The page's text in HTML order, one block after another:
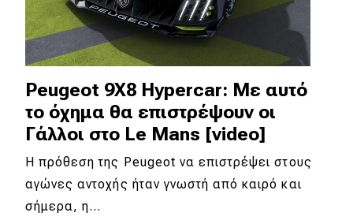
Συμβουλές
Χρηστικά
Συμβουλές
ΚΤΕΟ
Οδική βοήθεια
Peugeot 9X8 Hypercar: Με αυτό
το όχημα θα επιστρέψουν οι
Γάλλοι στο Le Mans [video]
H πρόθεση της Peugeot να επιστρέψει στους
αγώνες αντοχής ήταν γνωστή από καιρό και
σήμερα, η…